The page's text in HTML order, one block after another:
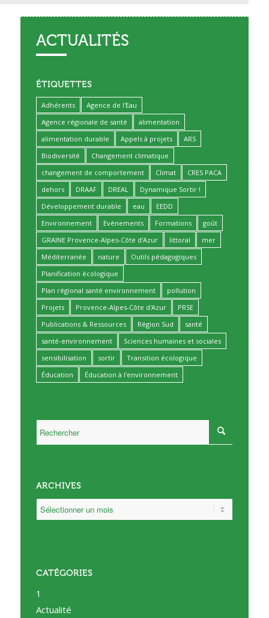
ACTUALITÉS
ÉTIQUETTES
Adhérents
Agence de l'Eau
Agence régionale de santé
alimentation
alimentation durable
Appels à projets
ARS
Biodiversité
Changement climatique
changement de comportement
Climat
CRES PACA
dehors
DRAAF DREAL
Dynamique Sortir !
Développement durable
eau
EEDD
Environnement
Evènements Formations
goût
GRAINE Provence-Alpes-Côte d'Azur
littoral
mer
Méditerranée
nature
Outils pédagogiques
Planification écologique
Plan régional santé environnement
pollution
Projets
Provence-Alpes-Côte d'Azur
PRSE
Publications & Ressources
Région Sud
santé
santé-environnement
Sciences humaines et sociales
sensibilisation
sortir
Transition écologique
Éducation
Éducation à l'environnement
ARCHIVES
CATÉGORIES
1
Actualité